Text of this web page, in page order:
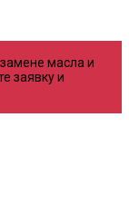
масла и
заявку и